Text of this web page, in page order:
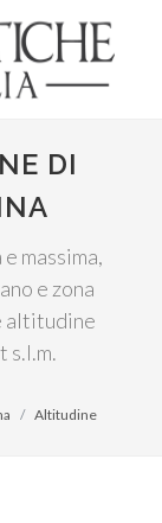
DI
massima,
e zona
altitudine
s.l.m.
Altitudine